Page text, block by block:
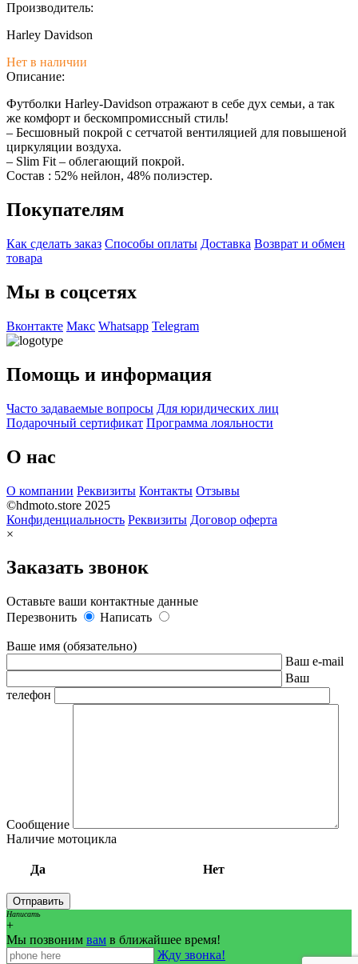
Производитель:
Harley Davidson
Нет в наличии
Описание:
Футболки Harley-Davidson отражают в себе дух семьи, а так
же комфорт и бескомпромиссный стиль!
– Бесшовный покрой с сетчатой вентиляцией для повышеной
циркуляции воздуха.
– Slim Fit – облегающий покрой.
Состав : 52% нейлон, 48% полиэстер.
Покупателям
Как сделать заказ Способы оплаты Доставка Возврат и обмен
товара
Мы в соцсетях
Вконтакте Макс Whatsapp Telegram
Помощь и информация
Часто задаваемые вопросы Для юридических лиц
Подарочный сертификат Программа лояльности
О нас
О компании Реквизиты Контакты Отзывы
©hdmoto.store 2025
Конфиденциальность Реквизиты Договор оферта
×
Заказать звонок
Оставьте ваши контактные данные
Перезвонить
Написать
Ваше имя (обязательно)
Ваш e-mail
Ваш
телефон
Сообщение
Наличие мотоцикла
Да Нет
Написать
+
Мы позвоним вам в ближайшее время!
Жду звонка!